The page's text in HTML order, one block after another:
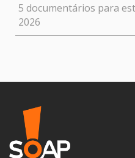
5 documentários para
2026